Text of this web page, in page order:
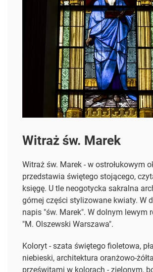
Witraż św. Marek
Witraż św. Marek - w ostrołukowym
przedstawia świętego stojącego,
księgę. U tle neogotycka sakralna
górnej części stylizowane kwiaty. W
napis "św. Marek". W dolnym lewym
"M. Olszewski Warszawa".
Koloryt - szata świętego fioletowa,
niebieski, architektura oranżowo-
prześwitami w kolorach - zielonym,